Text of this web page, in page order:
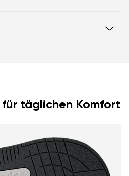
Zehenbündigkeit für eine
täglichen Komfort